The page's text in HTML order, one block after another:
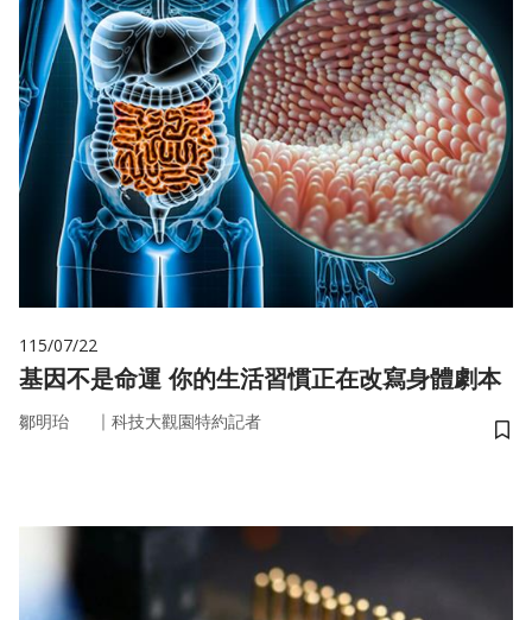
115/07/22
基因不是命運 你的生活習慣正在改寫身體劇本
鄒明珆 ｜ 科技大觀園特約記者
儲